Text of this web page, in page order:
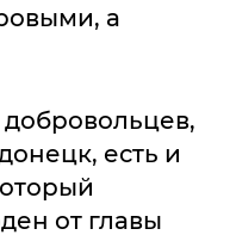
а
добровольцев,
есть и
от главы